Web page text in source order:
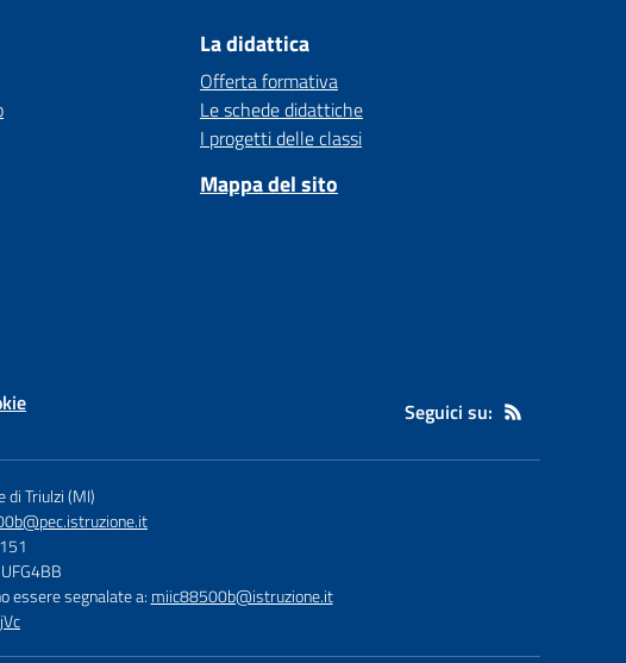
La didattica
Offerta formativa
Le schede didattiche
I progetti delle classi
Mappa del sito
Seguici su:
di Triulzi (MI)
essere segnalate a: miic88500b@istruzione.it